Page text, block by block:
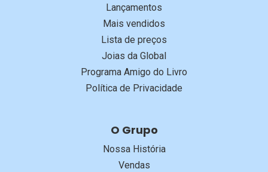
Lançamentos
Mais vendidos
Lista de preços
Joias da Global
Programa Amigo do Livro
Política de Privacidade
O Grupo
Nossa História
Vendas